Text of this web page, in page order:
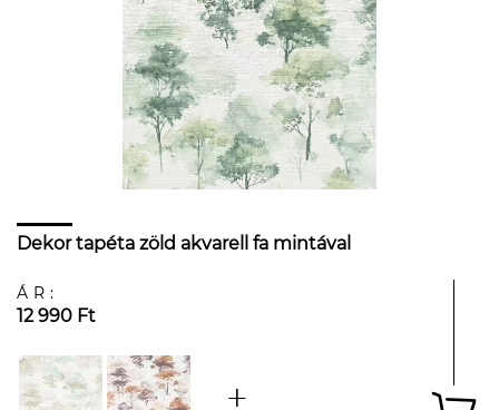
Dekor tapéta zöld akvarell fa mintával
ÁR:
12 990 Ft